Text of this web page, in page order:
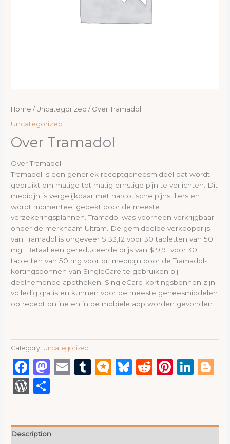
Home / Uncategorized / Over Tramadol
Uncategorized
Over Tramadol
Over Tramadol
Tramadol is een generiek receptgeneesmiddel dat wordt
gebruikt om matige tot matig ernstige pijn te verlichten. Dit
medicijn is vergelijkbaar met narcotische pijnstillers en
wordt momenteel gedekt door de meeste
verzekeringsplannen. Tramadol was voorheen verkrijgbaar
onder de merknaam Ultram. De gemiddelde verkoopprijs
van Tramadol is ongeveer $ 33,12 voor 30 tabletten van 50
mg. Betaal een gereduceerde prijs van $ 9,91 voor 30
tabletten van 50 mg voor dit medicijn door de Tramadol-
kortingsbonnen van SingleCare te gebruiken bij
deelnemende apotheken. SingleCare-kortingsbonnen zijn
volledig gratis en kunnen voor de meeste geneesmiddelen
op recept online en in de mobiele app worden gevonden.
Category: Uncategorized
Facebook
Mastodon
EmailTumblr
Micro.blog
Bluesky
Reddit
WordPress
Description